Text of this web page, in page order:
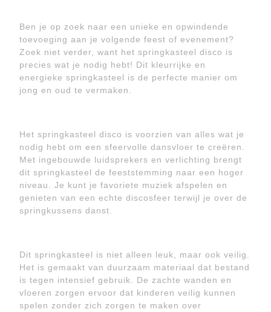
Ben je op zoek naar een unieke en opwindende
toevoeging aan je volgende feest of evenement?
Zoek niet verder, want het springkasteel disco is
precies wat je nodig hebt! Dit kleurrijke en
energieke springkasteel is de perfecte manier om
jong en oud te vermaken.
Het springkasteel disco is voorzien van alles wat je
nodig hebt om een sfeervolle dansvloer te creëren.
Met ingebouwde luidsprekers en verlichting brengt
dit springkasteel de feeststemming naar een hoger
niveau. Je kunt je favoriete muziek afspelen en
genieten van een echte discosfeer terwijl je over de
springkussens danst.
Dit springkasteel is niet alleen leuk, maar ook veilig.
Het is gemaakt van duurzaam materiaal dat bestand
is tegen intensief gebruik. De zachte wanden en
vloeren zorgen ervoor dat kinderen veilig kunnen
spelen zonder zich zorgen te maken over